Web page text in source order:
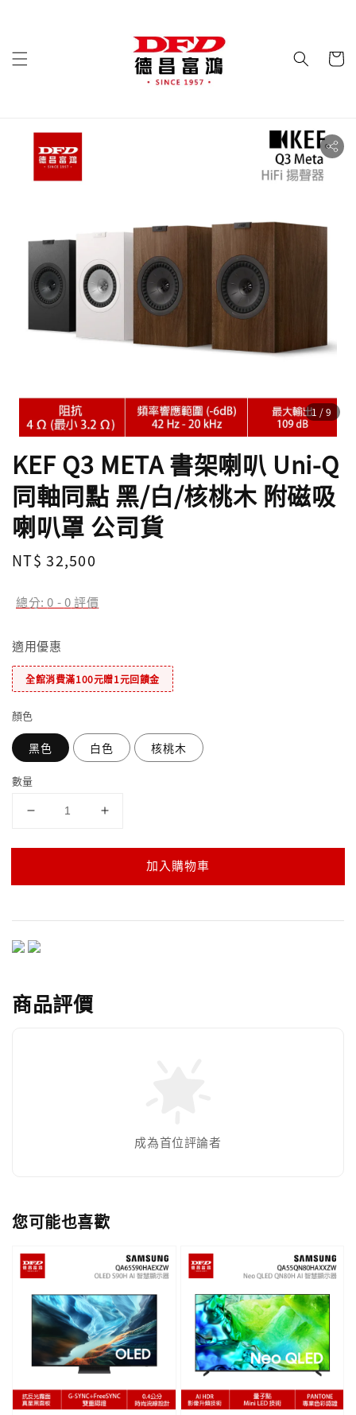
1 /9
KEF Q3 META 書架喇叭 Uni-Q
同軸同點 黑/白/核桃木 附磁吸
喇叭罩 公司貨
Regular
NT$ 32,500
總分:0 -0評價
適用優惠
全館消費滿100元贈1元回饋金
顏色
黑色 白色 核桃木
數量
加入購物車
商品評價
成為首位評論者
您可能也喜歡